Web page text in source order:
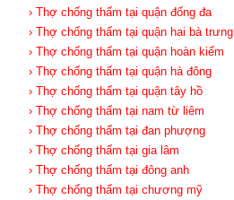
› Thợ chống thấm tại quận đống đa
› Thợ chống thấm tại quận hai bà trưng
› Thợ chống thấm tại quận hoàn kiếm
› Thợ chống thấm tại quận hà đông
› Thợ chống thấm tại quận tây hồ
› Thợ chống thấm tại nam từ liêm
› Thợ chống thấm tại đan phượng
› Thợ chống thấm tại gia lâm
› Thợ chống thấm tại đông anh
› Thợ chống thấm tại chương mỹ